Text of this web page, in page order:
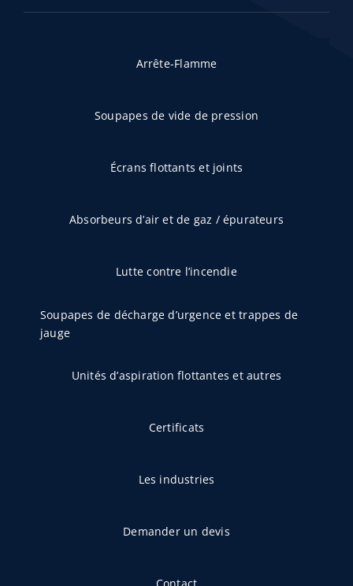
Arrête-Flamme
Soupapes de vide de pression
Écrans flottants et joints
Absorbeurs d’air et de gaz / épurateurs
Lutte contre l’incendie
Soupapes de décharge d’urgence et trappes de
jauge
Unités d’aspiration flottantes et autres
Certificats
Les industries
Demander un devis